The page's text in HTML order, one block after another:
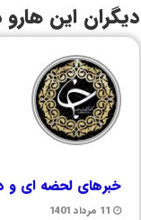
دیگران این
خبرهای لحضه ای و
11 مرداد 1401